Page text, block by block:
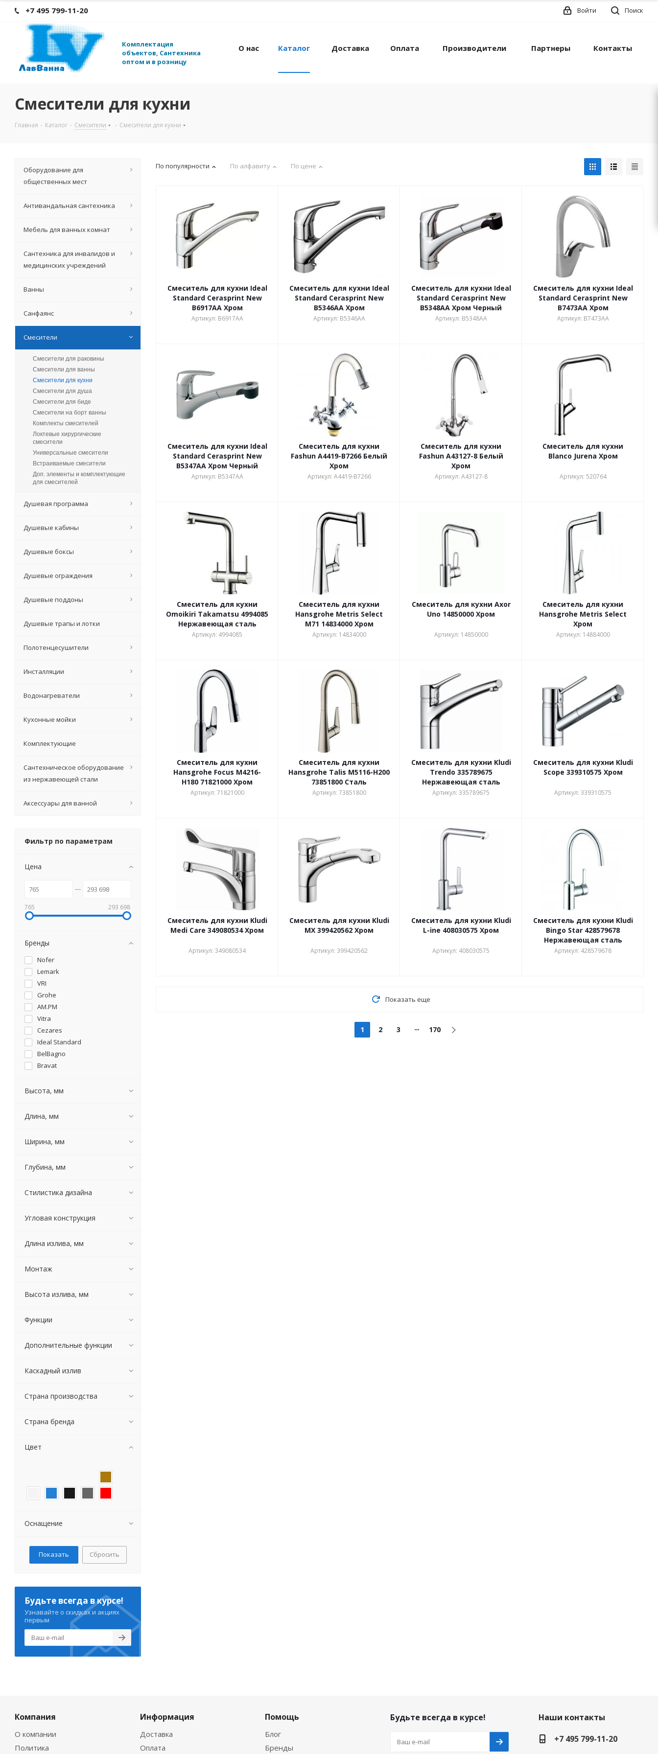
+7 495 799-11-20 Поиск
Войти
Комплектация
объектов, Сантехника
оптом и в розницу
О нас Каталог Доставка Оплата Производители Партнеры Контакты
Смесители для кухни
Главная - Каталог - Смесители - Смесители для кухни
По популярности По алфавиту По цене
Смеситель для кухни Ideal
Standard Cerasprint New
B6917AA Хром
Артикул: B6917AA
Смеситель для кухни Ideal
Standard Cerasprint New
B5346AA Хром
Артикул: B5346AA
Смеситель для кухни Ideal
Standard Cerasprint New
B5348AA Хром Черный
Артикул: B5348AA
Смеситель для кухни Ideal
Standard Cerasprint New
B7473AA Хром
Артикул: B7473AA
Смеситель для кухни Ideal
Standard Cerasprint New
B5347AA Хром Черный
Артикул: B5347AA
Смеситель для кухни
Fashun A4419-B7266 Белый
Хром
Артикул: A4419-B7266
Смеситель для кухни
Fashun A43127-8 Белый
Хром
Артикул: A43127-8
Смеситель для кухни
Blanco Jurena Хром
Артикул: 520764
Смеситель для кухни
Omoikiri Takamatsu 4994085
Нержавеющая сталь
Артикул: 4994085
Смеситель для кухни
Hansgrohe Metris Select
M71 14834000 Хром
Артикул: 14834000
Смеситель для кухни Axor
Uno 14850000 Хром
Артикул: 14850000
Смеситель для кухни
Hansgrohe Metris Select
Хром
Артикул: 14884000
Смеситель для кухни
Hansgrohe Focus M4216-
H180 71821000 Хром
Артикул: 71821000
Смеситель для кухни
Hansgrohe Talis M5116-H200
73851800 Сталь
Артикул: 73851800
Смеситель для кухни Kludi
Trendo 335789675
Нержавеющая сталь
Артикул: 335789675
Смеситель для кухни Kludi
Scope 339310575 Хром
Артикул: 339310575
Смеситель для кухни Kludi
Medi Care 349080534 Хром
Артикул: 349080534
Смеситель для кухни Kludi
MX 399420562 Хром
Артикул: 399420562
Смеситель для кухни Kludi
L-ine 408030575 Хром
Артикул: 408030575
Смеситель для кухни Kludi
Bingo Star 428579678
Нержавеющая сталь
Артикул: 428579678
Показать еще
1 2 3 170
Оборудование для
общественных мест
Антивандальная сантехника
Мебель для ванных комнат
Сантехника для инвалидов и
медицинских учреждений
Ванны
Санфаянс
Смесители
Смесители для раковины
Смесители для ванны
Смесители для кухни
Смесители для душа
Смесители для биде
Смесители на борт ванны
Комплекты смесителей
Локтевые хирургические
смесители
Универсальные смесители
Встраиваемые смесители
Доп. элементы и комплектующие
для смесителей
Душевая программа
Душевые кабины
Душевые боксы
Душевые ограждения
Душевые поддоны
Душевые трапы и лотки
Полотенцесушители
Инсталляции
Водонагреватели
Кухонные мойки
Комплектующие
Сантехническое оборудование
из нержавеющей стали
Аксессуары для ванной
Фильтр по параметрам
Цена
765 293 698
Бренды
Nofer
Lemark
VRI
Grohe
AM.PM
Vitra
Cezares
Ideal Standard
BelBagno
Bravat
Jacob Delafon
Boheme
Bugnatese
D&K
Dr. Gans
GPD
Granula
Iddis
Kludi
Marrbaxx
Oras
Paffoni
Raiber
Ravak
Remer
Seaman
Swedbe
Ulgran
Vidima
Creavit
Damixa
Высота, мм
Длина, мм
Ширина, мм
Глубина, мм
Стилистика дизайна
Угловая конструкция
Длина излива, мм
Монтаж
Высота излива, мм
Функции
Дополнительные функции
Каскадный излив
Страна производства
Страна бренда
Цвет
Оснащение
Сбросить
Будьте всегда в курсе!
Узнавайте о скидках и акциях
первым
Компания
О компании
Политика
Информация
Доставка
Оплата
Помощь
Блог
Бренды
Будьте всегда в курсе!
Наши контакты
+7 495 799-11-20